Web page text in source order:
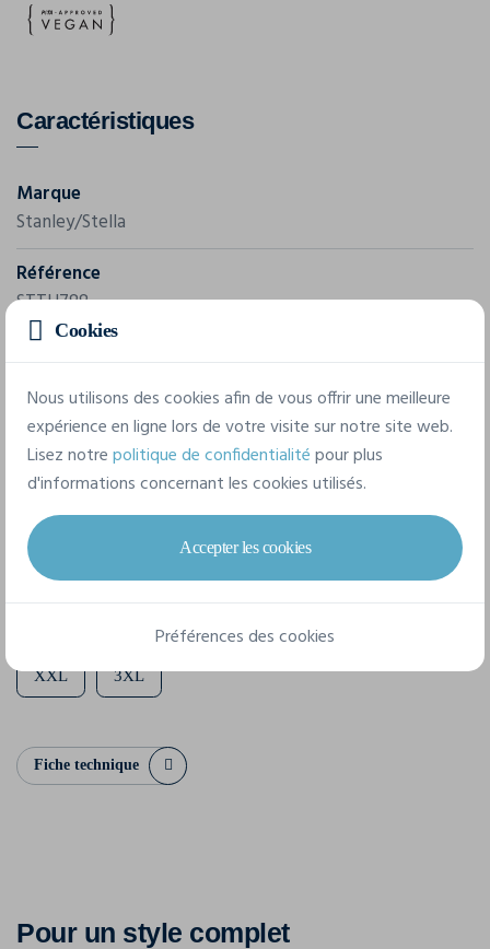
Caractéristiques
Marque
Stanley/Stella
Référence
STTU788
Composition
100% Cotton - Organic Open End Carded
8 tailles disponibles
XXL 3XL
Fiche technique
Pour un style complet
Cookies
Nous utilisons des cookies afin de vous offrir une meilleure
expérience en ligne lors de votre visite sur notre site web.
Lisez notrepolitique de confidentialitépour plus
d'informations concernant les cookies utilisés.
Accepter les cookies
Préférences des cookies